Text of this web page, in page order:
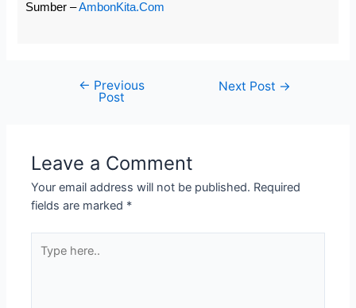
Sumber –AmbonKita.com
← Previous
Post
Next Post →
Leave a Comment
Your email address will not be published. Required
fields are marked *
here..